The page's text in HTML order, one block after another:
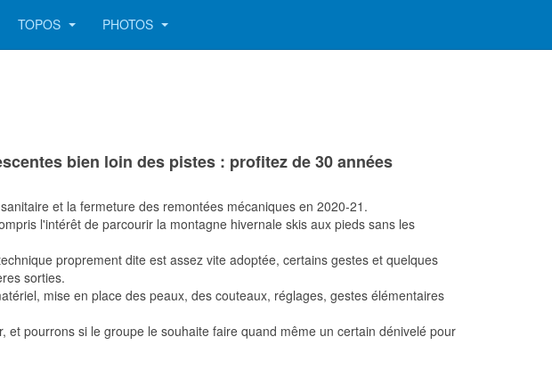
TOPOS PHOTOS
bien loin des pistes : profitez de 30 années
et la fermeture des remontées mécaniques en 2020-21.
l'intérêt de parcourir la montagne hivernale skis aux pieds sans les
proprement dite est assez vite adoptée, certains gestes et quelques
sorties.
mise en place des peaux, des couteaux, réglages, gestes élémentaires
pourrons si le groupe le souhaite faire quand même un certain dénivelé pour